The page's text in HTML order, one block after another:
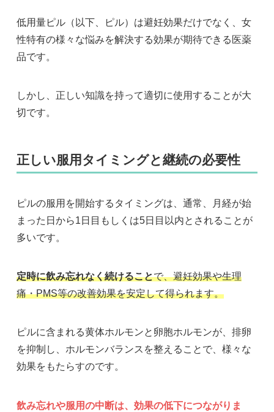
低用量ピル（以下、ピル）は避妊効果だけでなく、女
性特有の様々な悩みを解決する効果が期待できる医薬
品です。
しかし、正しい知識を持って適切に使用することが大
切です。
正しい服用タイミングと継続の必要性
ピルの服用を開始するタイミングは、通常、月経が始
まった日から1日目もしくは5日目以内とされることが
多いです。
定時に飲み忘れなく続けることで、避妊効果や生理
痛・PMS等の改善効果を安定して得られます。
ピルに含まれる黄体ホルモンと卵胞ホルモンが、排卵
を抑制し、ホルモンバランスを整えることで、様々な
効果をもたらすのです。
飲み忘れや服用の中断は、効果の低下につながりま